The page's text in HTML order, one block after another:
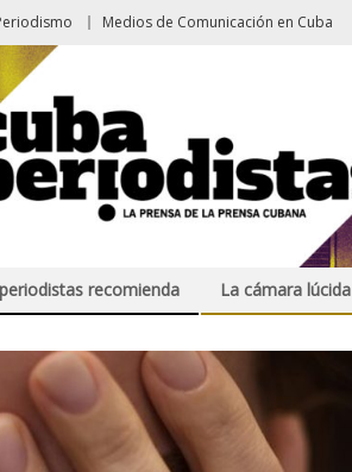
Medios de Comunicación en Cuba
recomienda La cámara lúcida